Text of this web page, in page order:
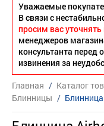
Уважаемые
В связи с
просим вас
менеджеров
консультанта
извинения за
Главная / Каталог
Блинницы /